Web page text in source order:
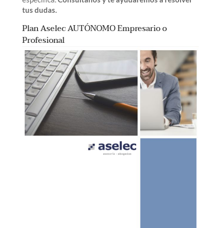
tus dudas.
Plan Aselec AUTÓNOMO Empresario o
Profesional